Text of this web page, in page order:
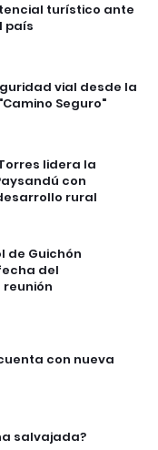
turístico ante
país
vial desde la
Seguro"
lidera la
con
rural
de Guichón
del
con nueva
salvajada?